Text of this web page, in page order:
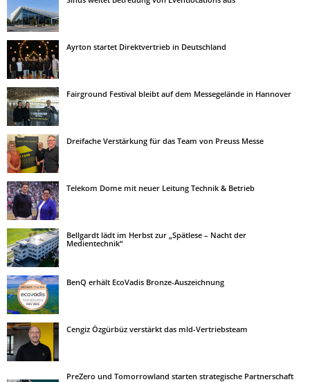
Ayrton startet Direktvertrieb in Deutschland
Fairground Festival bleibt auf dem Messegelände in Hannover
Dreifache Verstärkung für das Team von Preuss Messe
Telekom Dome mit neuer Leitung Technik & Betrieb
Bellgardt lädt im Herbst zur „Spätlese – Nacht der
Medientechnik“
BenQ erhält EcoVadis Bronze-Auszeichnung
Cengiz Özgürbüz verstärkt das mld-Vertriebsteam
PreZero und Tomorrowland starten strategische Partnerschaft